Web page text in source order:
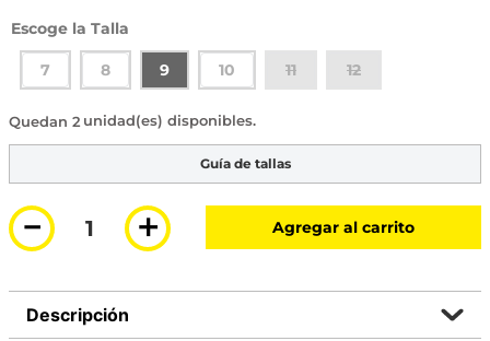
Talla
7 8 9 10 11 12
2 disponibles
Guía de tallas
＋
－ Agregar al carrito
Descripción